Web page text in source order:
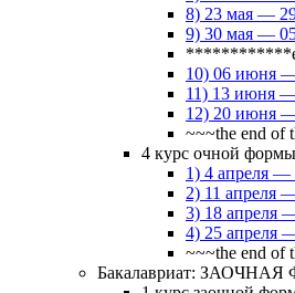
8) 23 мая —
9) 30 мая —
10) 06 июня
11) 13 июня
12) 20 июня
~~~the end of
4 курс очной формы
1) 4 апреля —
2) 11 апреля
3) 18 апреля
4) 25 апреля
~~~the end of
Бакалавриат: